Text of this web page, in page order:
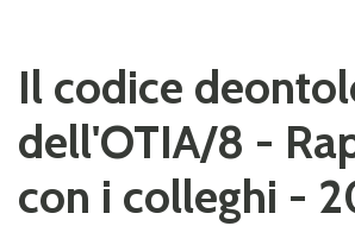
Il codice
dell'OTIA/8 -
con i colleghi -